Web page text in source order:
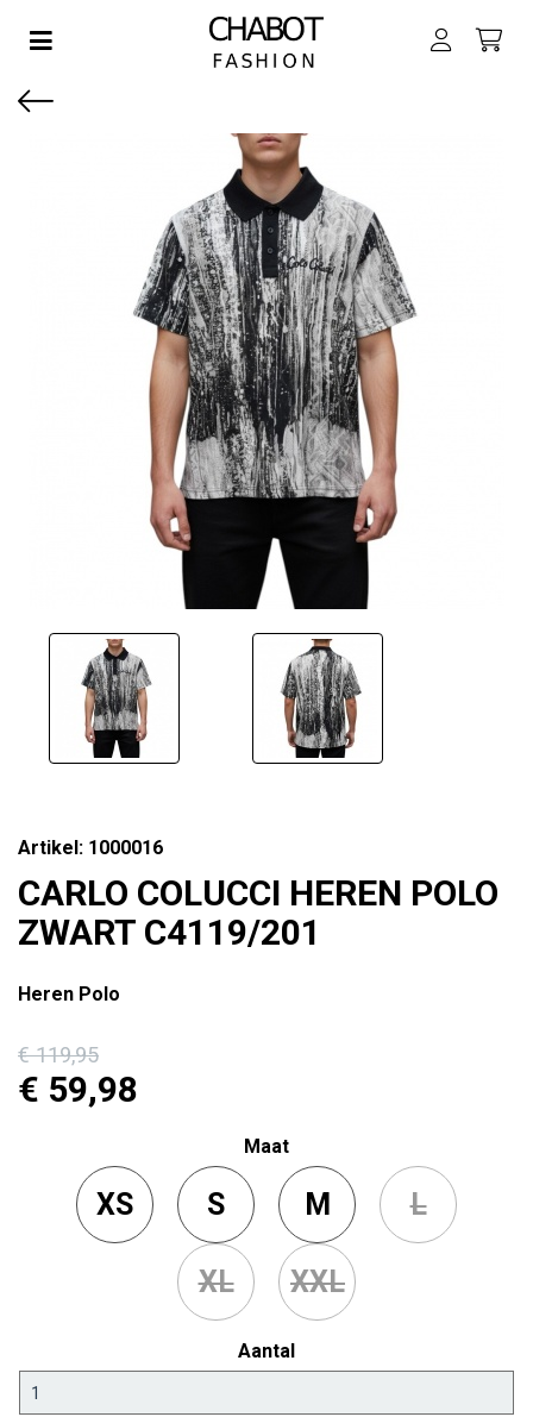
SUBMENU (DAMES)
SUBMENU (HEREN)
SUBMENU (JONGENS)
SUBMENU (MEISJES)
Toggle navigation
Artikel: 1000016
CARLO COLUCCI HEREN POLO
ZWART C4119/201
Heren Polo
€ 119,95
€ 59,98
Maat
XS S M L
XL XXL
Aantal